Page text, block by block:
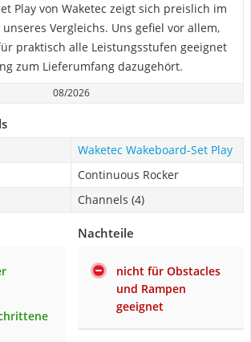
Play von Waketec zeigt sich preislich im
Vergleichs. Uns gefiel vor allem,
praktisch alle Leistungsstufen geeignet
zum Lieferumfang dazugehört.
08/2026
Waketec Wakeboard-Set Play
Continuous Rocker
Channels (4)
Nachteile
nicht für Obstacles
und Rampen
geeignet